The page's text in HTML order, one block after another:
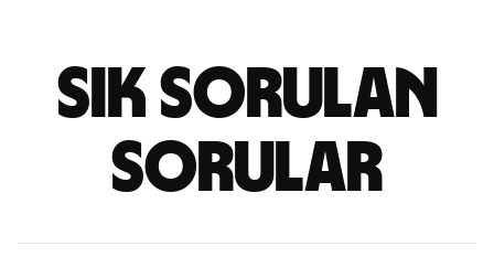
Sık sorulan
sorular